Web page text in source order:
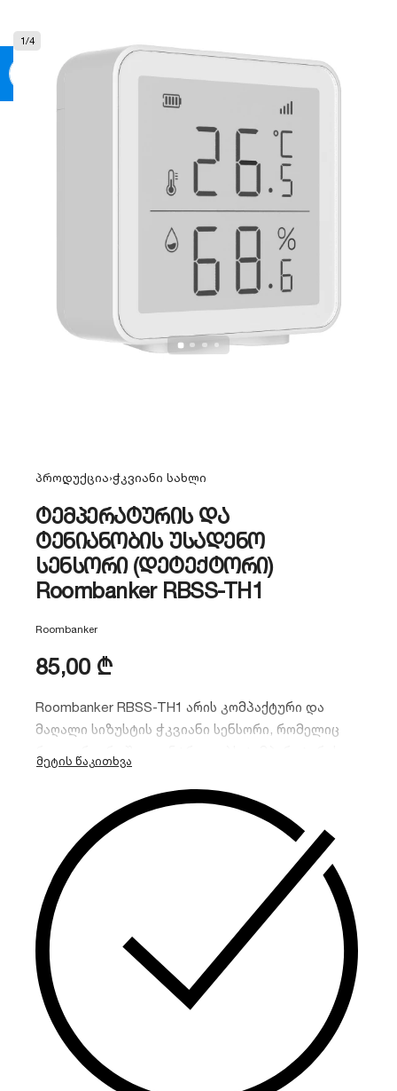
1/4
პროდუქცია›ჭკვიანი სახლი
ტემპერატურის და
ტენიანობის უსადენო
სენსორი (დეტექტორი)
Roombanker RBSS-TH1
Roombanker
85,00 ₾
Roombanker RBSS-TH1 არის კომპაქტური და
მაღალი სიზუსტის ჭკვიანი სენსორი, რომელიც
და ტენიანობას. მოწყობილობა მუშაობს Zigbee
3.0 პროტოკოლით, აქვს ხანგრძლივი ელემენტის
რესურსი და მარტივად ინტეგრირდება ჭკვიანი
სახლის სისტემებში.